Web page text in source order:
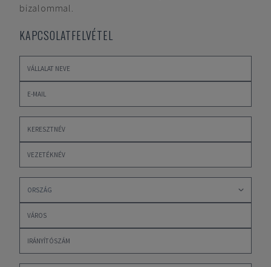
bizalommal.
KAPCSOLATFELVÉTEL